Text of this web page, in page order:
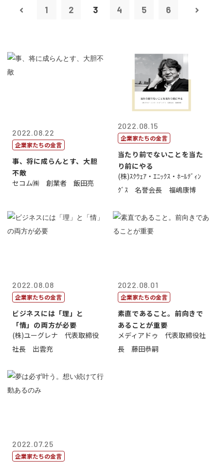
1 2 3 4 5 6
2022.08.22
企業家たちの金言
事、将に成らんとす、大胆
不敵
セコム㈱ 創業者 飯田亮
2022.08.15
企業家たちの金言
当たり前でないことを当た
り前にやる
(株)ｽｸｳｪｱ・ｴﾆｯｸｽ・ﾎｰﾙﾃﾞｨﾝ
ｸﾞｽ 名誉会長 福嶋康博
2022.08.08
企業家たちの金言
ビジネスには「理」と
「情」の両方が必要
(株)ユーグレナ 代表取締役
社長 出雲充
2022.08.01
企業家たちの金言
素直であること。前向きで
あることが重要
メディアドゥ 代表取締役社
長 藤田恭嗣
2022.07.25
企業家たちの金言